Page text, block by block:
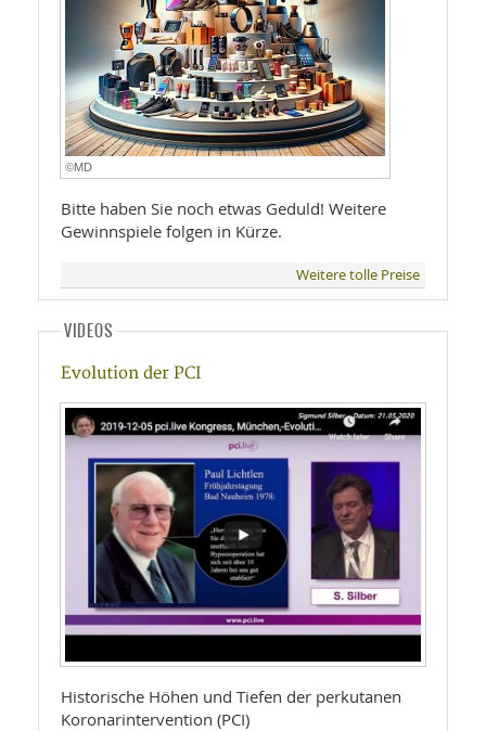
©MD
Bitte haben Sie noch etwas Geduld! Weitere
Gewinnspiele folgen in Kürze.
Weitere tolle Preise
VIDEOS
Evolution der PCI
Historische Höhen und Tiefen der perkutanen
Koronarintervention (PCI)